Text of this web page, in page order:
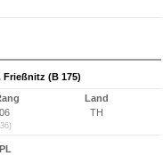
(B 175)
Land
TH